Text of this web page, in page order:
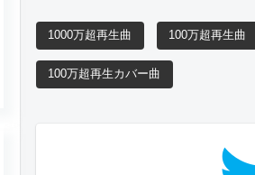
1000万超再生曲 100万超再生曲
100万超再生カバー曲